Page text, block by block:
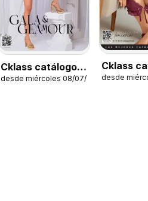
Cklass catálogo
Gala y glamour
desde miércoles 08/07/2026
Cklass
Secrets
desde